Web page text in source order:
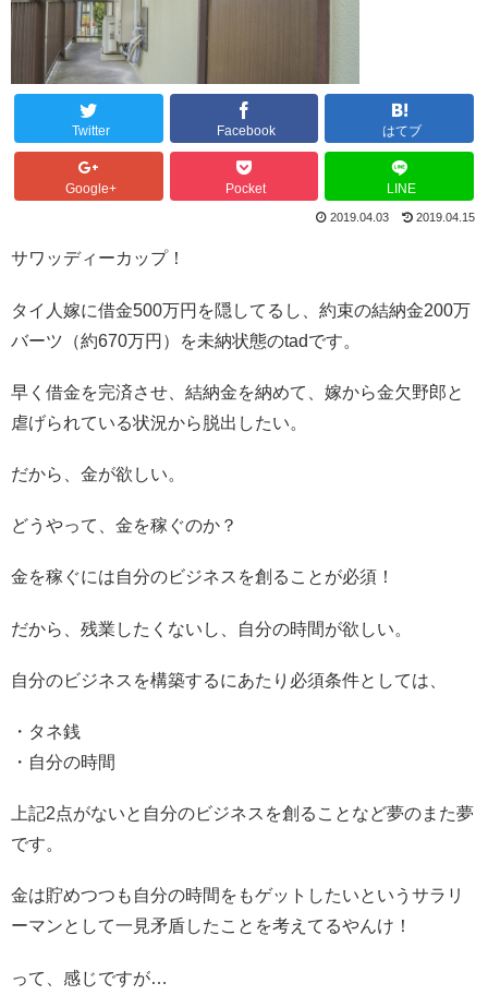
Twitter Facebook はてブ
Google+ Pocket LINE
2019.04.03 2019.04.15
サワッディーカップ！
タイ人嫁に借金500万円を隠してるし、約束の結納金200万
バーツ（約670万円）を未納状態のtadです。
早く借金を完済させ、結納金を納めて、嫁から金欠野郎と
虐げられている状況から脱出したい。
だから、金が欲しい。
どうやって、金を稼ぐのか？
金を稼ぐには自分のビジネスを創ることが必須！
だから、残業したくないし、自分の時間が欲しい。
自分のビジネスを構築するにあたり必須条件としては、
・タネ銭
・自分の時間
上記2点がないと自分のビジネスを創ることなど夢のまた夢
です。
金は貯めつつも自分の時間をもゲットしたいというサラリ
ーマンとして一見矛盾したことを考えてるやんけ！
って、感じですが…